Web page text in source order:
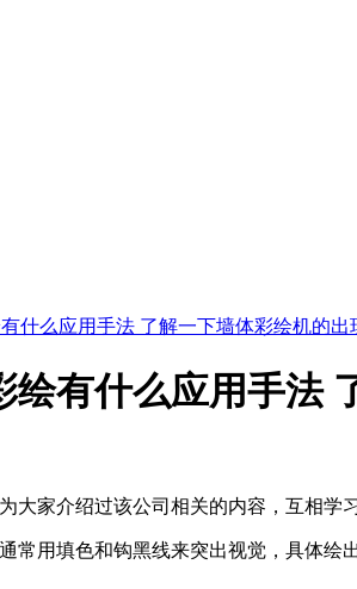
什么应用手法 了解一下墙体彩绘机的出
有什么应用手法
大家介绍过该公司相关的内容，互相学
常用填色和钩黑线来突出视觉，具体